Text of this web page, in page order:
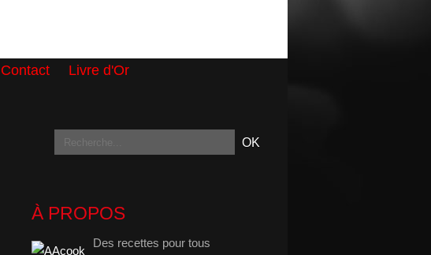
Contact
Livre d'Or
À PROPOS
Des recettes pour tous